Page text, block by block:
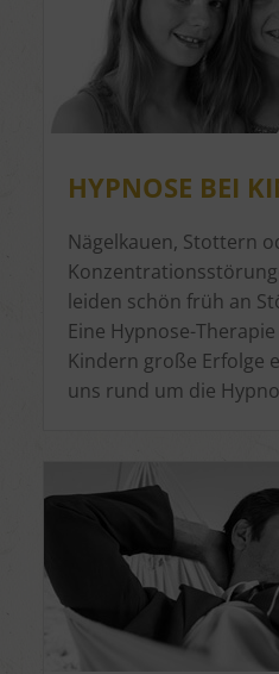
HYPNOSE BEI
Nägelkauen, Stottern
leiden schön früh an
Eine Hypnose-
Kindern große Erfolge
uns rund um die